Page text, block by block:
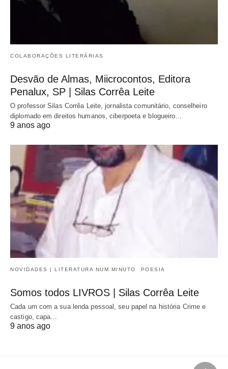
COLABORAÇÕES LITERÁRIAS
Desvão de Almas, Miicrocontos, Editora
Penalux, SP | Silas Corrêa Leite
O professor Silas Corrêa Leite, jornalista comunitário, conselheiro
diplomado em direitos humanos, ciberpoeta e blogueiro…
9 anos ago
NOVIDADES | LITERATURA NUM MINUTO POESIA
Somos todos LIVROS | Silas Corrêa Leite
Cada um com a sua lenda pessoal, seu papel na história Crime e
castigo, capa…
9 anos ago